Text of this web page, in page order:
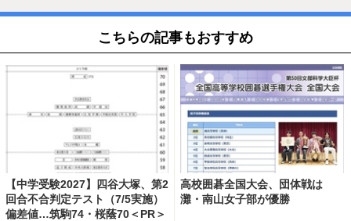
こちらの記事もおすすめ
【中学受験2027】四谷大塚、第2
回合不合判定テスト（7/5実施）
偏差値…筑駒74・桜蔭70＜PR＞
高校囲碁全国大会、団体戦は
灘・南山女子部が優勝